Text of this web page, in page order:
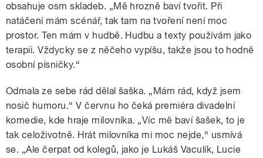
obsahuje osm skladeb. „Mě hrozně baví tvořit. Při
natáčení mám scénář, tak tam na tvoření není moc
prostor. Ten mám v hudbě. Hudbu a texty používám jako
terapii. Vždycky se z něčeho vypíšu, takže jsou to hodně
osobní písničky.“
Odmala ze sebe rád dělal šaška. „Mám rád, když jsem
nosič humoru.“ V červnu ho čeká premiéra divadelní
komedie, kde hraje milovníka. „Víc mě baví šašek, to je
tak celoživotně. Hrát milovníka mi moc nejde,“ usmívá
se. „Ale čerpat od kolegů, jako je Lukáš Vaculík, Lucie